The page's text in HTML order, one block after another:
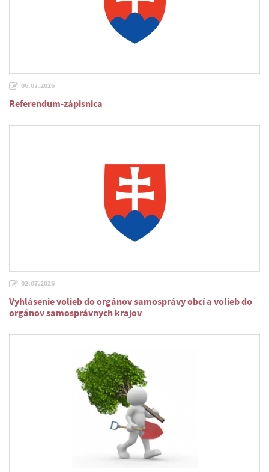
06.07.2026
Referendum-zápisnica
02.07.2026
Vyhlásenie volieb do orgánov samosprávy obcí a volieb do
orgánov samosprávnych krajov